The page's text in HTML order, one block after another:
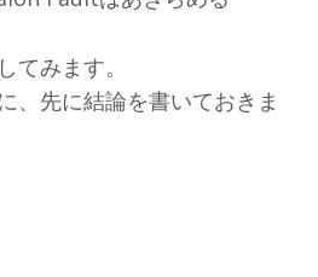
てみます。
、先に結論を書いておきま